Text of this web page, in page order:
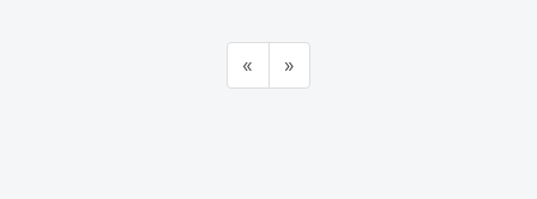
« »